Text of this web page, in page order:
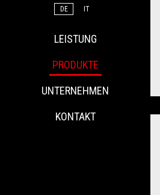
LEISTUNG
PRODUKTE
UNTERNEHMEN
KONTAKT
DE IT